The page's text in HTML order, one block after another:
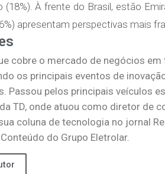
(18%). À frente do Brasil, estão
apresentam perspectivas mais
cobre o mercado de negócios
os principais eventos de
Passou pelos principais veículos
TD, onde atuou como diretor de
coluna de tecnologia no jornal
do Grupo Eletrolar.